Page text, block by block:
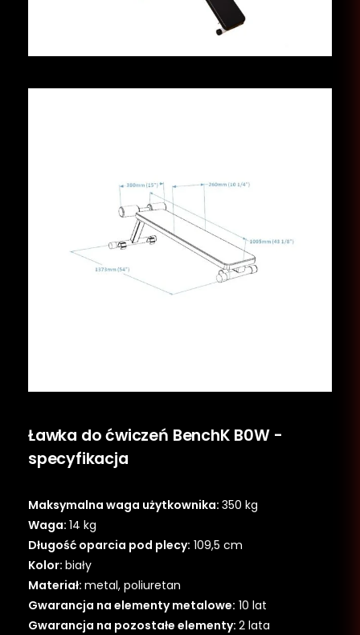
Ławka do ćwiczeń BenchK B0W -
specyfikacja
Maksymalna waga użytkownika: 350 kg
Waga: 14 kg
Długość oparcia pod plecy: 109,5 cm
Kolor: biały
Materiał: metal, poliuretan
Gwarancja na elementy metalowe: 10 lat
Gwarancja na pozostałe elementy: 2 lata